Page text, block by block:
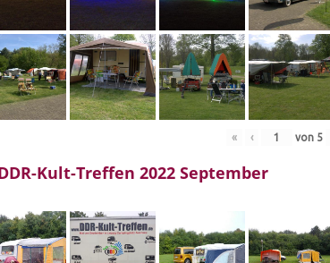
« ‹ von 5
Kult-Treffen 2022 September